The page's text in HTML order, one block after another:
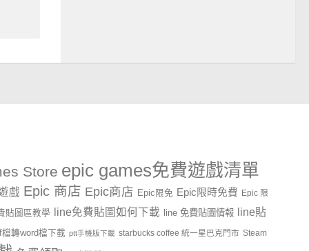
Store epic games免費遊戲清單
戲 Epic 商店 Epic商店 Epic限免 Epic限時免費 Epic 限
貼圖區教學 line免費貼圖如何下載 line 免費貼圖情報 line貼
檔轉word檔下載 ptt手機版下載 starbucks coffee 統一星巴克門市 Steam